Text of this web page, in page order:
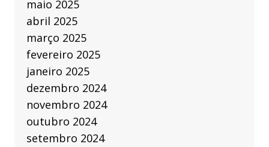
maio 2025
abril 2025
março 2025
fevereiro 2025
janeiro 2025
dezembro 2024
novembro 2024
outubro 2024
setembro 2024